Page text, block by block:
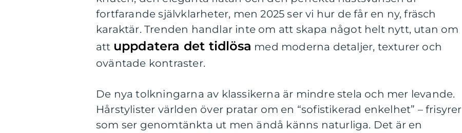
fortfarande självklarheter, men 2025 ser vi hur de får en ny, fräsch
karaktär. Trenden handlar inte om att skapa något helt nytt, utan om
att uppdatera det tidlösa med moderna detaljer, texturer och
oväntade kontraster.
De nya tolkningarna av klassikerna är mindre stela och mer levande.
Hårstylister världen över pratar om en “sofistikerad enkelhet” – frisyrer
som ser genomtänkta ut men ändå känns naturliga. Det är en